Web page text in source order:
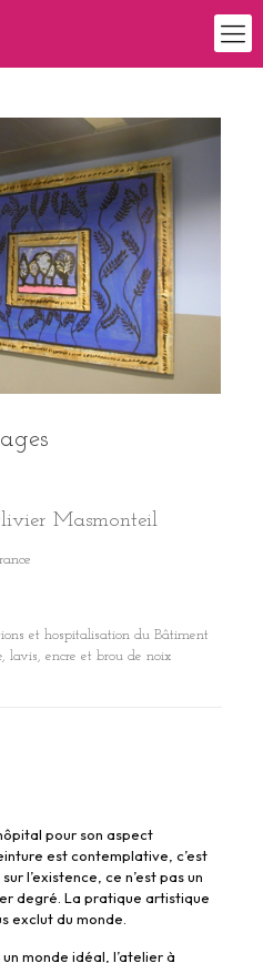
Masmonteil
et hospitalisation du Bâtiment
lavis, encre et brou de noix
pour son aspect
est contemplative, c’est
l’existence, ce n’est pas un
degré. La pratique artistique
exclut du monde.
monde idéal, l’atelier à